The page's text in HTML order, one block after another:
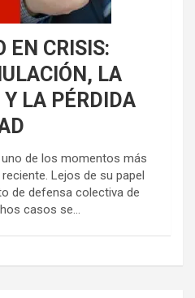
EN CRISIS:
LA
LA PÉRDIDA
de los momentos más
Lejos de su papel
de defensa colectiva de
casos se...